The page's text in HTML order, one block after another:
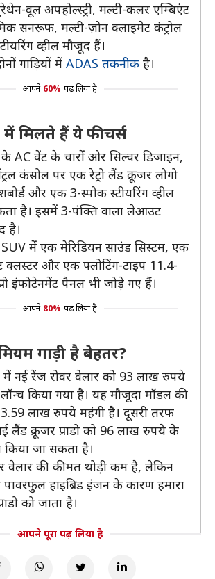
वूल अपहोल्स्ट्री, मल्टी-कलर एम्बिएंट
सनरूफ, मल्टी-ज़ोन क्लाइमेट कंट्रोल
व्हील मौजूद हैं।
गाड़ियों में ADAS तकनीक है।
आपने 60% पढ़ लिया है
में मिलते हैं ये फीचर्स
के AC वेंट के चारों ओर सिल्वर डिजाइन,
कंसोल पर एक रेट्रो लैंड क्रूजर लोगो
और एक 3-स्पोक स्टीयरिंग व्हील
है। इसमें 3-पंक्ति वाला लेआउट
है।
SUV में एक मेरिडियन साउंड सिस्टम, एक
क्लस्टर और एक फ्लोटिंग-टाइप 11.4-
इंफोटेनमेंट पैनल भी जोड़े गए हैं।
आपने 80% पढ़ लिया है
गाड़ी है बेहतर?
में नई रेंज रोवर वेलार को 93 लाख रुपये
किया गया है। यह मौजूदा मॉडल की
लाख रुपये महंगी है। दूसरी तरफ
लैंड क्रूजर प्राडो को 96 लाख रुपये के
जा सकता है।
वेलार की कीमत थोड़ी कम है, लेकिन
हाइब्रिड इंजन के कारण हमारा
को जाता है।
आपने पूरा पढ़ लिया है